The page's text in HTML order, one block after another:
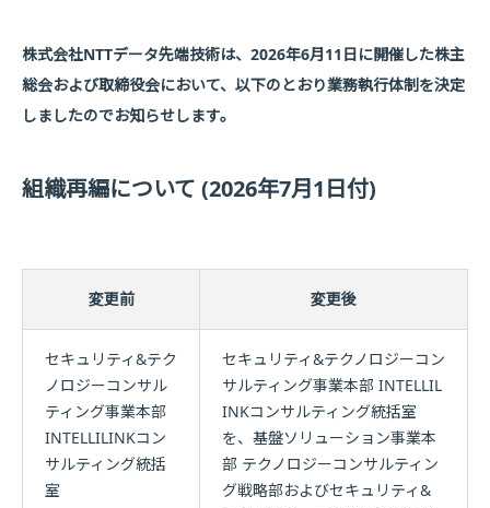
株式会社NTTデータ先端技術は、2026年6月11日に開催した株主
総会および取締役会において、以下のとおり業務執行体制を決定
しましたのでお知らせします。
組織再編について (2026年7月1日付)
変更前 変更後
セキュリティ&テク
ノロジーコンサル
ティング事業本部
INTELLILINKコン
サルティング統括
室
セキュリティ&テクノロジーコン
サルティング事業本部 INTELLIL
INKコンサルティング統括室
を、基盤ソリューション事業本
部 テクノロジーコンサルティン
グ戦略部およびセキュリティ&